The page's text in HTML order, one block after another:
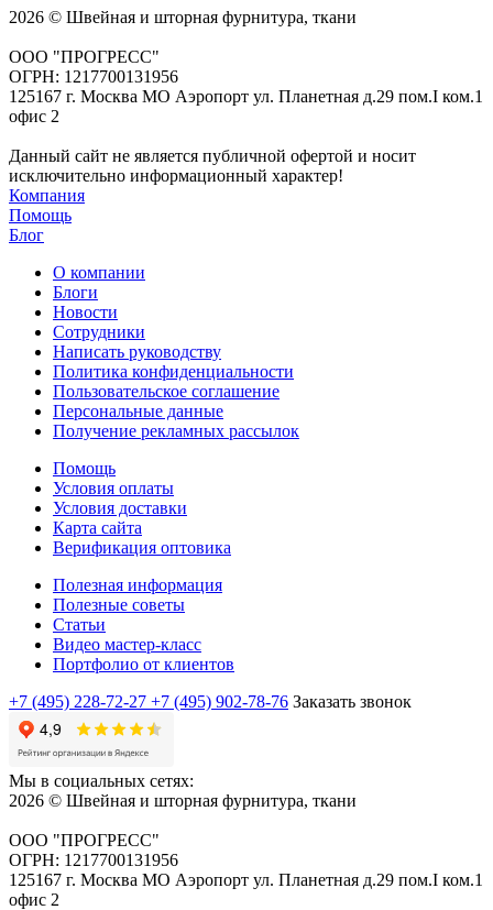
2026 © Швейная и шторная фурнитура, ткани
ООО "ПРОГРЕСС"
ОГРН: 1217700131956
125167 г. Москва МО Аэропорт ул. Планетная д.29 пом.I ком.1
офис 2
Данный сайт не является публичной офертой и носит
исключительно информационный характер!
Компания
Помощь
Блог
О компании
Блоги
Новости
Сотрудники
Написать руководству
Политика конфиденциальности
Пользовательское соглашение
Персональные данные
Получение рекламных рассылок
Помощь
Условия оплаты
Условия доставки
Карта сайта
Верификация оптовика
Полезная информация
Полезные советы
Статьи
Видео мастер-класс
Портфолио от клиентов
+7 (495) 228-72-27 +7 (495) 902-78-76 Заказать звонок
Мы в социальных сетях:
2026 © Швейная и шторная фурнитура, ткани
ООО "ПРОГРЕСС"
ОГРН: 1217700131956
125167 г. Москва МО Аэропорт ул. Планетная д.29 пом.I ком.1
офис 2